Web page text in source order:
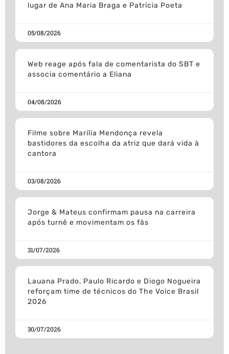
lugar de Ana Maria Braga e Patrícia Poeta
05/08/2026
Web reage após fala de comentarista do SBT e
associa comentário a Eliana
04/08/2026
Filme sobre Marília Mendonça revela
bastidores da escolha da atriz que dará vida à
cantora
03/08/2026
Jorge & Mateus confirmam pausa na carreira
após turnê e movimentam os fãs
31/07/2026
Lauana Prado, Paulo Ricardo e Diogo Nogueira
reforçam time de técnicos do The Voice Brasil
2026
30/07/2026